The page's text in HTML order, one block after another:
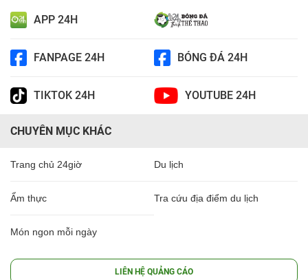
APP 24H
FANPAGE 24H BÓNG ĐÁ 24H
TIKTOK 24H YOUTUBE 24H
CHUYÊN MỤC KHÁC
Trang chủ 24giờ Du lịch
Ẩm thực Tra cứu địa điểm du lịch
Món ngon mỗi ngày
LIÊN HỆ QUẢNG CÁO